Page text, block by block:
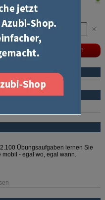
Übungsaufgaben lernen Sie
mobil - egal wo, egal wann.